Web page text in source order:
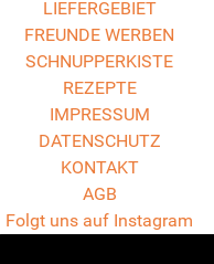
LIEFERGEBIET
FREUNDE WERBEN
SCHNUPPERKISTE
REZEPTE
IMPRESSUM
DATENSCHUTZ
KONTAKT
AGB
Folgt uns auf Instagram